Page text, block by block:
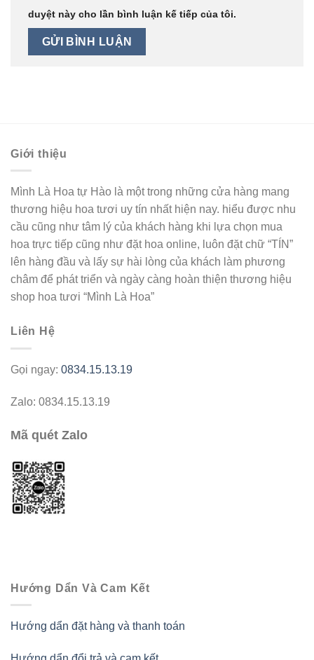
duyệt này cho lần bình luận kế tiếp của tôi.
Giới thiệu
Mình Là Hoa tự Hào là một trong những cửa hàng mang
thương hiệu hoa tươi uy tín nhất hiện nay. hiểu được nhu
cầu cũng như tâm lý của khách hàng khi lựa chọn mua
hoa trực tiếp cũng như đặt hoa online, luôn đặt chữ “TÍN”
lên hàng đầu và lấy sự hài lòng của khách làm phương
châm để phát triển và ngày càng hoàn thiện thương hiệu
shop hoa tươi “Mình Là Hoa”
Liên Hệ
Gọi ngay: 0834.15.13.19
Zalo: 0834.15.13.19
Mã quét Zalo
Hướng Dẩn Và Cam Kết
Hướng dẩn đặt hàng và thanh toán